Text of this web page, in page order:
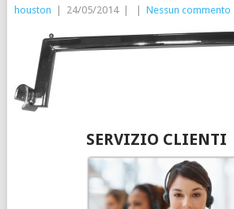
houston 24/05/2014 Nessun commento
SERVIZIO CLIENTI